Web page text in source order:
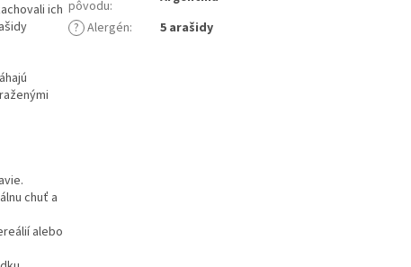
ich
chuť a
alebo
pôvodu:
? Alergén: 5 arašidy